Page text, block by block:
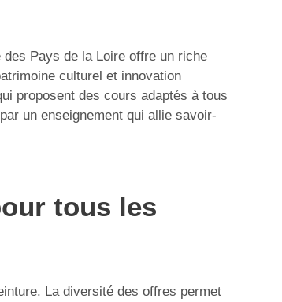
des Pays de la Loire offre un riche
culturel et innovation
proposent des cours adaptés à tous
un enseignement qui allie savoir-
tous les
La diversité des offres permet